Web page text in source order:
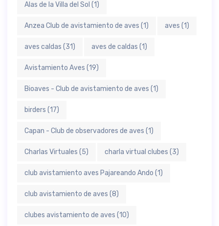
Alas de la Villa del Sol (1)
Anzea Club de avistamiento de aves (1) aves (1)
aves caldas (31) aves de caldas (1)
Avistamiento Aves (19)
Bioaves - Club de avistamiento de aves (1)
birders (17)
Capan - Club de observadores de aves (1)
Charlas Virtuales (5) charla virtual clubes (3)
club avistamiento aves Pajareando Ando (1)
club avistamiento de aves (8)
clubes avistamiento de aves (10)